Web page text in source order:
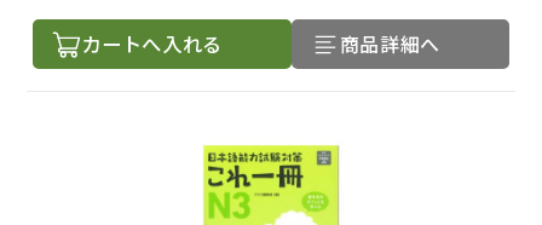
カートへ入れる 商品詳細へ